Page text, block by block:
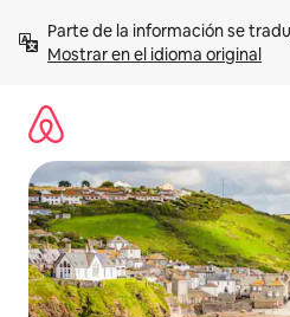
contenidoMostrar en el idioma original